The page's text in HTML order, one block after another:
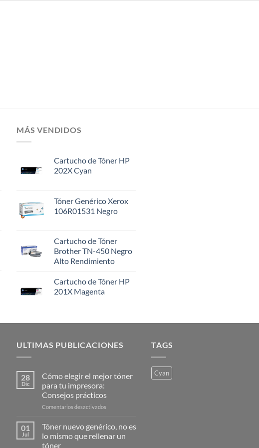
MÁS VENDIDOS
Cartucho de Tóner HP
202X Cyan
Tóner Genérico Xerox
106R01531 Negro
Cartucho de Tóner
Brother TN-450 Negro
Alto Rendimiento
Cartucho de Tóner HP
201X Magenta
ULTIMAS PUBLICACIONES
28
Dic
Cómo elegir el mejor tóner
para tu impresora:
Consejos prácticos
Comentarios desactivados
elegir
el
mejor
01
Jul
Tóner nuevo genérico, no es
lo mismo que rellenar un
tóner
TAGS
Cyan